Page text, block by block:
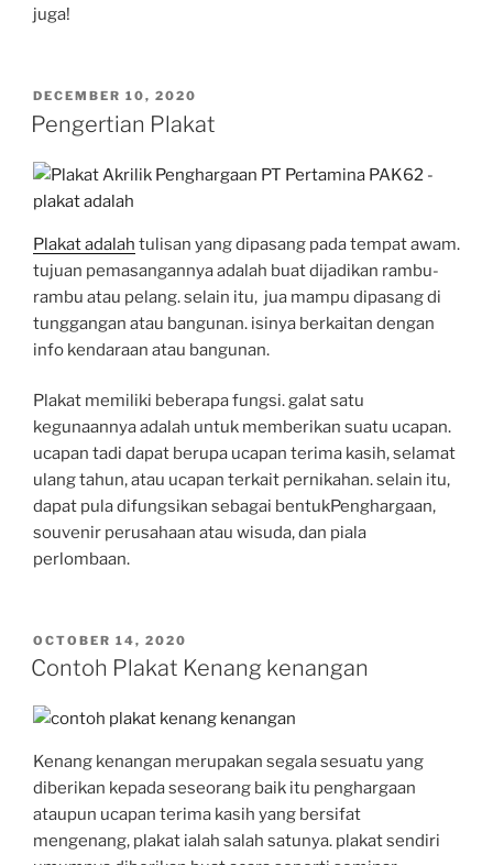
juga!
POSTED
ON
DECEMBER 10, 2020
Pengertian Plakat
Plakat adalah tulisan yang dipasang pada tempat awam.
tujuan pemasangannya adalah buat dijadikan rambu-
rambu atau pelang. selain itu, jua mampu dipasang di
tunggangan atau bangunan. isinya berkaitan dengan
info kendaraan atau bangunan.
Plakat memiliki beberapa fungsi. galat satu
kegunaannya adalah untuk memberikan suatu ucapan.
ucapan tadi dapat berupa ucapan terima kasih, selamat
ulang tahun, atau ucapan terkait pernikahan. selain itu,
dapat pula difungsikan sebagai bentukPenghargaan,
souvenir perusahaan atau wisuda, dan piala
perlombaan.
POSTED
ON
OCTOBER 14, 2020
Contoh Plakat Kenang kenangan
Kenang kenangan merupakan segala sesuatu yang
diberikan kepada seseorang baik itu penghargaan
ataupun ucapan terima kasih yang bersifat
mengenang, plakat ialah salah satunya. plakat sendiri